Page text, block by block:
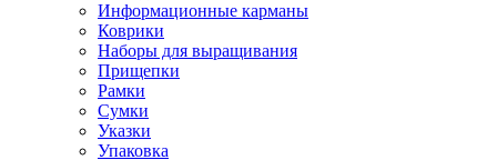
Информационные карманы
Коврики
Наборы для выращивания
Прищепки
Рамки
Сумки
Указки
Упаковка